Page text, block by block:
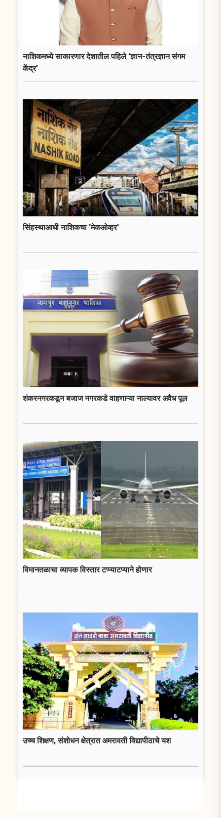
नाशिकमध्ये साकारणार देशातील पहिले ‘ज्ञान-तंत्रज्ञान संगम
केंद्र’
सिंहस्थाआधी नाशिकचा 'मेकओव्हर'
शंकरनगरकडून बजाज नगरकडे वाहणाऱ्या नाल्यावर अवैध पूल
विमानतळाचा व्यापक विस्तार टप्प्याटप्याने होणार
उच्च शिक्षण, संशोधन क्षेत्रात अमरावती विद्यापीठाचे यश